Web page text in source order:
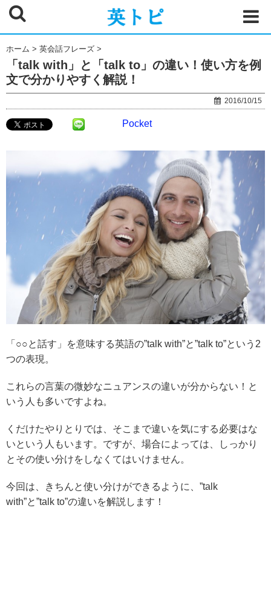
ホーム > 英会話フレーズ >
「talk with」と「talk to」の違い！使い方を例
文で分かりやすく解説！
2016/10/15
Pocket
「○○と話す」を意味する英語の”talk with”と”talk to”という2
つの表現。
これらの言葉の微妙なニュアンスの違いが分からない！と
いう人も多いですよね。
くだけたやりとりでは、そこまで違いを気にする必要はな
いという人もいます。ですが、場合によっては、しっかり
とその使い分けをしなくてはいけません。
今回は、きちんと使い分けができるように、”talk
with”と”talk to”の違いを解説します！